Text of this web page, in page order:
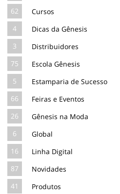
62
Cursos
4
Dicas da Gênesis
3
Distribuidores
75
Escola Gênesis
5
Estamparia de Sucesso
66
Feiras e Eventos
26
Gênesis na Moda
6
Global
16
Linha Digital
87
Novidades
41
Produtos